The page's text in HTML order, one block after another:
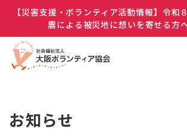
【災害支援・ボランティア活動情報】令和
震による被災地に想いを寄せる方
お知らせ